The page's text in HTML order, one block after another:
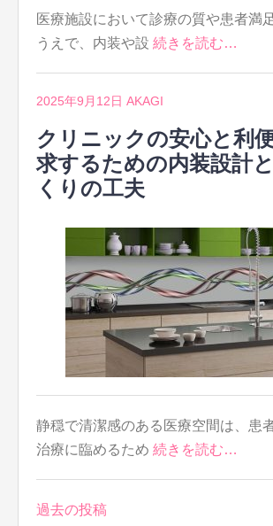
医療施設において診療の質や患者満
うえで、内装や設 続きを読む…
2025年9月12日 AKAGI
クリニックの安心と利
求するための内装設計
くりの工夫
静穏で清潔感のある医療空間は、患
治療に臨めるため 続きを読む…
投
過去の投稿